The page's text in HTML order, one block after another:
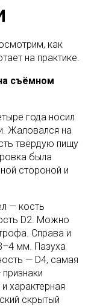
как
на практике.
съёмном
года носил
Жаловался на
твёрдую пищу
была
стороной и
— кость
D2. Можно
Справа и
мм. Пазуха
— D4, самая
характерная
скрытый